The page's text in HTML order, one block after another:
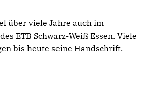
über viele Jahre auch im
ETB Schwarz-Weiß Essen. Viele
bis heute seine Handschrift.